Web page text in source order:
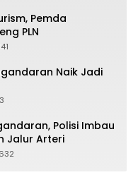
Pemda
PLN
Naik Jadi
Polisi Imbau
Jalur Arteri